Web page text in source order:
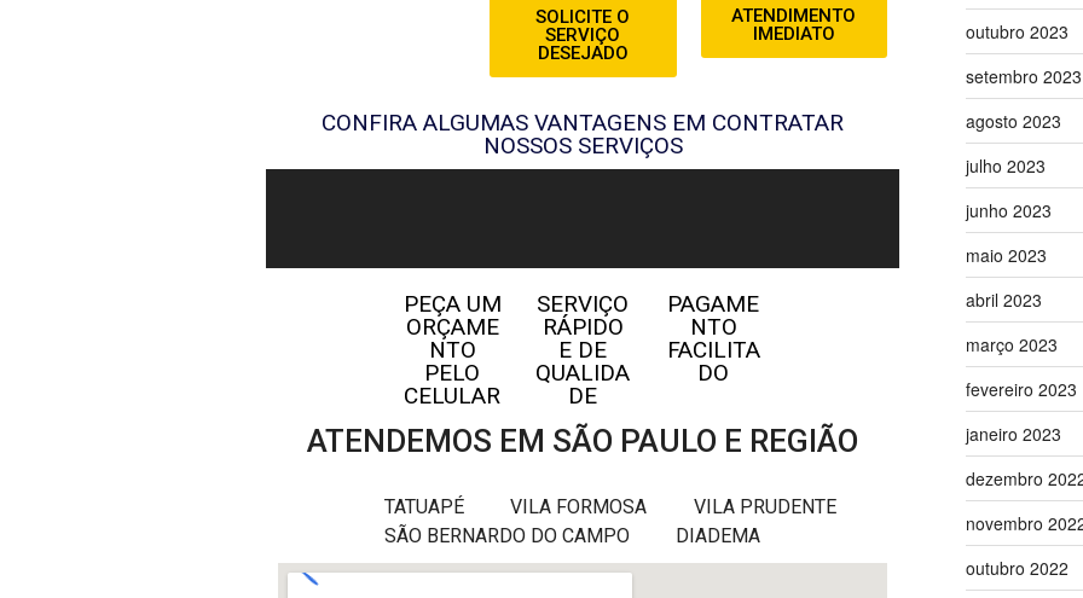
SOLICITE O
SERVIÇO
DESEJADO
ATENDIMENTO
IMEDIATO
CONFIRA ALGUMAS VANTAGENS EM CONTRATAR
NOSSOS SERVIÇOS
PEÇA UM
ORÇAME
NTO
PELO
CELULAR
SERVIÇO
RÁPIDO
E DE
QUALIDA
DE
PAGAME
NTO
FACILITA
DO
ATENDEMOS EM SÃO PAULO E REGIÃO
TATUAPÉ VILA FORMOSA
VILA PRUDENTE
SÃO BERNARDO DO CAMPO
DIADEMA
outubro 2023
setembro 2023
agosto 2023
julho 2023
junho 2023
maio 2023
abril 2023
março 2023
fevereiro 2023
janeiro 2023
dezembro
novembro
outubro 2022